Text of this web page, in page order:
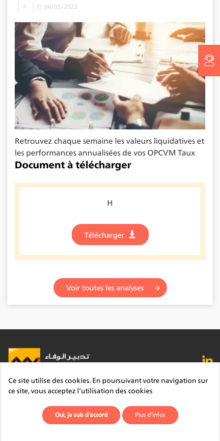
06/05/2022
Retrouvez chaque semaine les valeurs liquidatives et
les performances annualisées de vos OPCVM Taux
Document à télécharger
H
Télécharger
Voir toutes les analyses
FAQ Lexique Contact
Mentions légales
Site du Groupe
Plan du site Déontologie
Ce site utilise des cookies. En poursuivant votre navigation sur
ce site, vous acceptez l’utilisation des cookies
Oui, je suis d'accord Plus d'infos